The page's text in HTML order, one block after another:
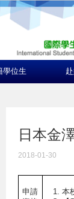
學位生
日本金
2018-01-30
申請
本